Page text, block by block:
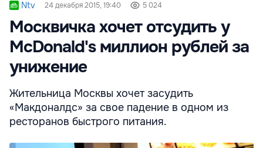
Ntv 24 декабря 2015, 19:40 5 024
Москвичка хочет отсудить у
McDonald's миллион рублей за
унижение
Жительница Москвы хочет засудить
«Макдоналдс» за свое падение в одном из
ресторанов быстрого питания.